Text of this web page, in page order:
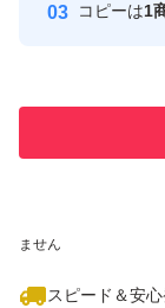
＊#匿名配送で
ません
スピード＆安
コピーは1